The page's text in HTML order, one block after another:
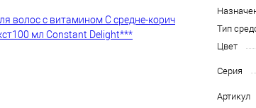
Тип
Цвет
Серия
Артикул